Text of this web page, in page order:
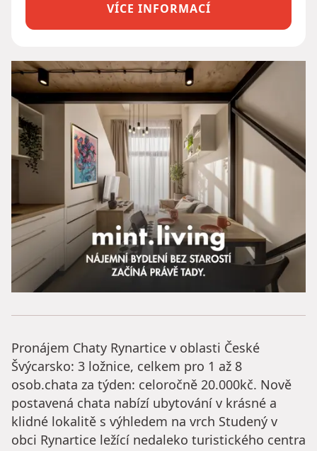
VÍCE INFORMACÍ
Pronájem Chaty Rynartice v oblasti České
Švýcarsko: 3 ložnice, celkem pro 1 až 8
osob.chata za týden: celoročně 20.000kč. Nově
postavená chata nabízí ubytování v krásné a
klidné lokalitě s výhledem na vrch Studený v
obci Rynartice ležící nedaleko turistického centra